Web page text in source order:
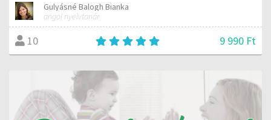
Gulyásné Balogh Bianka
angol nyelvtanár
10 9 990 Ft